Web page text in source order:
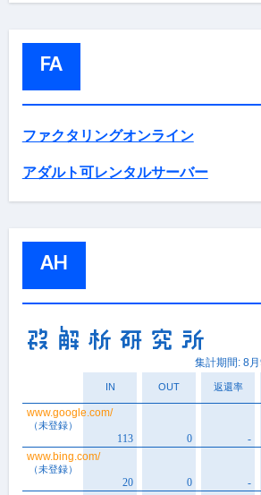
FA
ファクタリングオンライン
アダルト可レンタルサーバー
AH